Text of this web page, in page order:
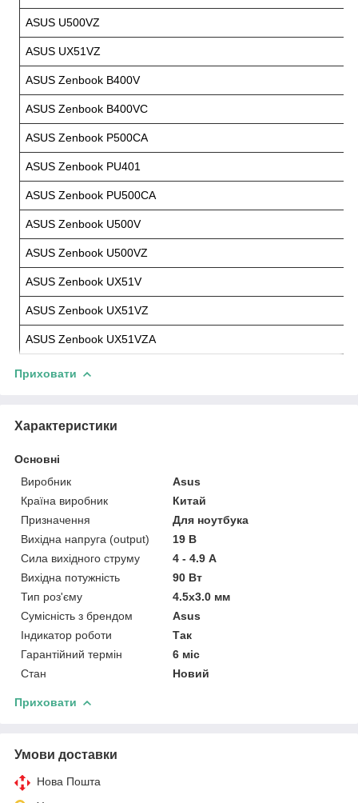
ASUS U500VZ
ASUS UX51VZ
ASUS Zenbook B400V
ASUS Zenbook B400VC
ASUS Zenbook P500CA
ASUS Zenbook PU401
ASUS Zenbook PU500CA
ASUS Zenbook U500V
ASUS Zenbook U500VZ
ASUS Zenbook UX51V
ASUS Zenbook UX51VZ
ASUS Zenbook UX51VZA
Приховати
Характеристики
Основні
Виробник
Asus
Країна виробник
Китай
Призначення
Для ноутбука
Вихідна напруга (output)
19 В
Сила вихідного струму
4 - 4.9 А
Вихідна потужність
90 Вт
Тип роз'єму
4.5x3.0 мм
Сумісність з брендом
Asus
Індикатор роботи
Так
Гарантійний термін
6 міс
Стан
Новий
Приховати
Умови доставки
Нова Пошта